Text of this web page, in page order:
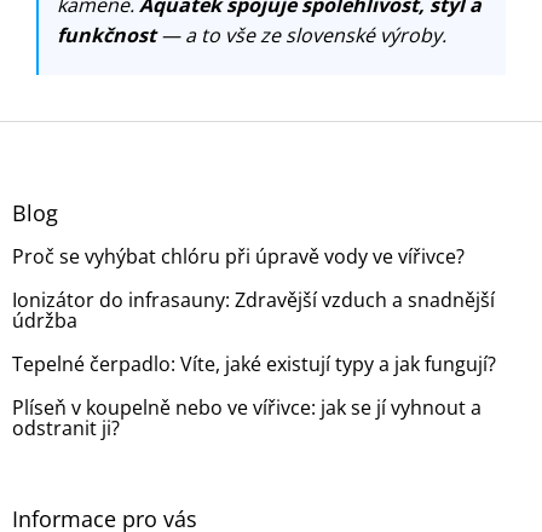
funkčnost— a to vše ze slovenské výroby.
Z
Blog
Proč se vyhýbat chlóru při úpravě vody ve vířivce?
Ionizátor do infrasauny: Zdravější vzduch a snadnější
údržba
Tepelné čerpadlo: Víte, jaké existují typy a jak fungují?
Plíseň v koupelně nebo ve vířivce: jak se jí vyhnout a
odstranit ji?
Informace pro vás